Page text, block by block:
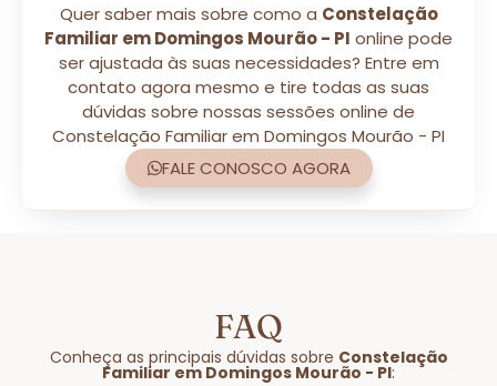
Quer saber mais sobre como a Constelação
Familiar em Domingos Mourão - PI online pode
ser ajustada às suas necessidades? Entre em
contato agora mesmo e tire todas as suas
dúvidas sobre nossas sessões online de
Constelação Familiar em Domingos Mourão - PI
FALE CONOSCO AGORA
FAQ
Conheça as principais dúvidas sobre Constelação
Familiar em Domingos Mourão - PI: